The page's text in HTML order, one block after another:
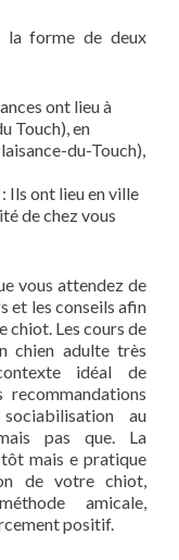
la forme de deux
ont lieu à
Touch), en
du-Touch),
: Ils ont lieu en ville
de chez vous
vous attendez de
et les conseils afin
chiot. Les cours de
chien adulte très
idéal de
au
pas que. La
mais e pratique
de votre chiot,
amicale,
positif.